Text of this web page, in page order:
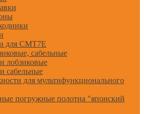
для CMT7E
сабельные
лобзиковые
сабельные
для мультифункционального
погружные полотна "японский